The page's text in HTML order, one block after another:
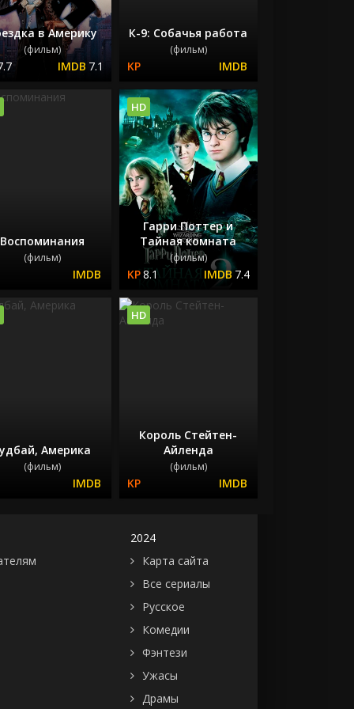
в Америку
(фильм)
7.1
К-9: Собачья работа
(фильм)
Воспоминания
(фильм)
Гарри Поттер и
Тайная комната
(фильм)
8.1 7.4
HD
Америка
(фильм)
Король Стейтен-
Айленда
(фильм)
HD
2024
Карта сайта
Все сериалы
Русское
Комедии
Фэнтези
Ужасы
Драмы